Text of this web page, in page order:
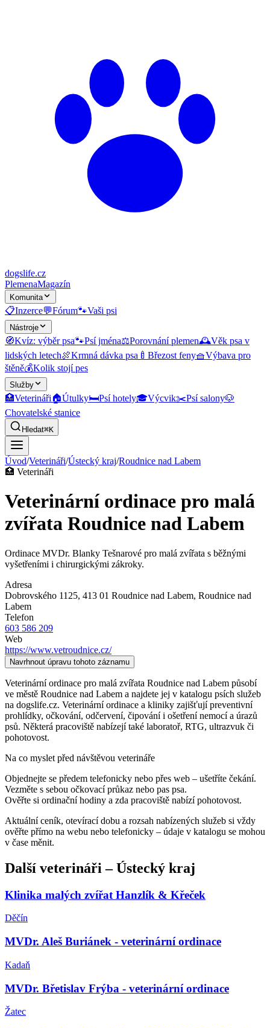
dogslife.cz
PlemenaMagazín
Komunita
📋Inzerce💬Fórum🐾Vaši psi
Nástroje
🧭Kvíz: výběr psa🐾Psí jména⚖️Porovnání plemen🕰️Věk psa v
lidských letech🍖Krmná dávka psa 🍼 Březost feny🧺Výbava pro
štěně💰Kolik stojí pes
Služby
🏥Veterináři🏠Útulky🛏️Psí hotely🎓Výcvik✂️Psí salony🐶
Chovatelské stanice
Hledat⌘K
Úvod/Veterináři/Ústecký kraj/Roudnice nad Labem
🏥 Veterináři
Veterinární ordinace pro malá
zvířata Roudnice nad Labem
Ordinace MVDr. Blanky Tešnarové pro malá zvířata s běžnými
vyšetřeními i chirurgickými zákroky.
Adresa
Dobrovského 1125, 413 01 Roudnice nad Labem, Roudnice nad
Labem
Telefon
603 586 209
Web
https://www.vetroudnice.cz/
Navrhnout úpravu tohoto záznamu
Veterinární ordinace pro malá zvířata Roudnice nad Labem působí
ve městě Roudnice nad Labem a najdete jej v katalogu psích služeb
na dogslife.cz. Veterinární ordinace a kliniky zajišťují preventivní
prohlídky, očkování, odčervení, čipování i ošetření nemocí a úrazů
psů. Některá pracoviště nabízejí také laboratoř, RTG, ultrazvuk či
pohotovost.
Na co myslet před návštěvou veterináře
Objednejte se předem telefonicky nebo přes web – ušetříte čekání.
Vezměte s sebou očkovací průkaz nebo pas psa.
Ověřte si ordinační hodiny a zda pracoviště nabízí pohotovost.
Aktuální ceník, otevírací dobu a rozsah nabízených služeb si vždy
ověřte přímo na webu nebo telefonicky – údaje v katalogu se mohou
v čase měnit.
Další veterináři –Ústecký kraj
Klinika malých zvířat Hanzlík & Křeček
Děčín
MVDr. Aleš Buriánek - veterinární ordinace
Kadaň
MVDr. Břetislav Frýba - veterinární ordinace
Žatec